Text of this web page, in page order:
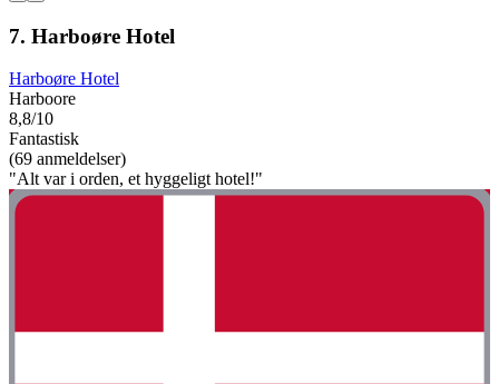
7. Harboøre Hotel
Harboøre Hotel
Harboore
8,8/10
Fantastisk
(69 anmeldelser)
"Alt var i orden, et hyggeligt hotel!"